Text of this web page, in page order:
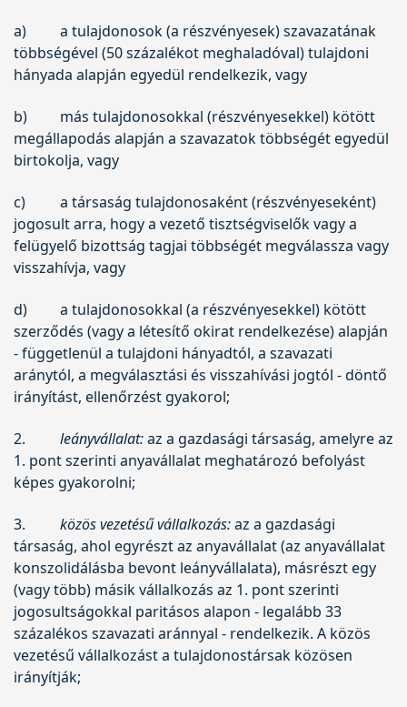
a)
a tulajdonosok (a részvényesek) szavazatának
többségével (50 százalékot meghaladóval) tulajdoni
hányada alapján egyedül rendelkezik, vagy
b)
más tulajdonosokkal (részvényesekkel) kötött
megállapodás alapján a szavazatok többségét egyedül
birtokolja, vagy
c)
a társaság tulajdonosaként (részvényeseként)
jogosult arra, hogy a vezető tisztségviselők vagy a
felügyelő bizottság tagjai többségét megválassza vagy
visszahívja, vagy
d)
a tulajdonosokkal (a részvényesekkel) kötött
szerződés (vagy a létesítő okirat rendelkezése) alapján
- függetlenül a tulajdoni hányadtól, a szavazati
aránytól, a megválasztási és visszahívási jogtól - döntő
irányítást, ellenőrzést gyakorol;
2. leányvállalat:az a gazdasági társaság, amelyre az
1. pont szerinti anyavállalat meghatározó befolyást
képes gyakorolni;
3. közös vezetésű vállalkozás:az a gazdasági
társaság, ahol egyrészt az anyavállalat (az anyavállalat
konszolidálásba bevont leányvállalata), másrészt egy
(vagy több) másik vállalkozás az 1. pont szerinti
jogosultságokkal paritásos alapon - legalább 33
százalékos szavazati aránnyal - rendelkezik. A közös
vezetésű vállalkozást a tulajdonostársak közösen
irányítják;